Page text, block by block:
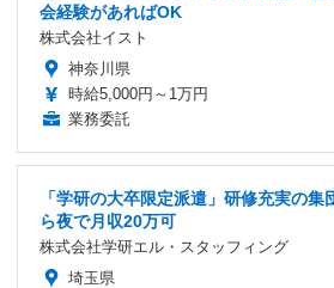
会経験があればOK
株式会社イスト
神奈川県
時給5,000円～1万円
業務委託
「学研の大卒限定派遣」研修充実の
ら夜で月収20万可
株式会社学研エル・スタッフィング
埼玉県